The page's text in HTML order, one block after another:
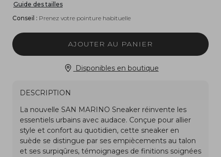
Guide des tailles
Conseil : Prenez votre pointure habituelle
AJOUTER AU PANIER
Disponibles en boutique
DESCRIPTION